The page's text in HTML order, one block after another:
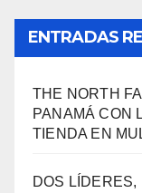
ENTRADAS
THE NORTH
PANAMÁ CON
TIENDA EN
DOS